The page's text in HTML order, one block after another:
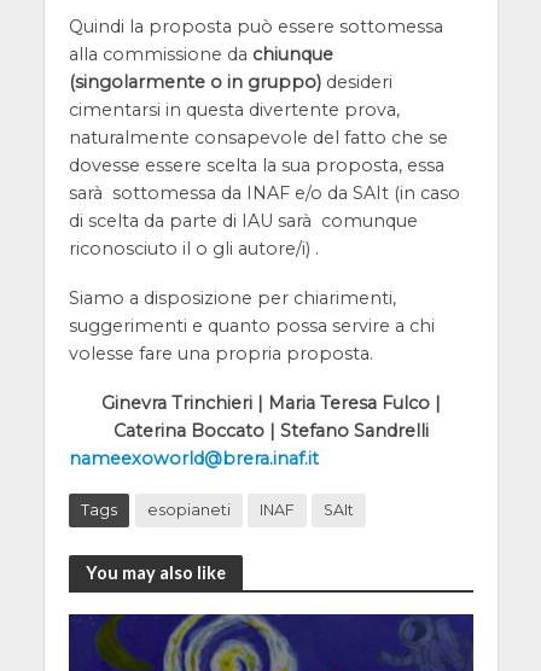
Quindi la proposta può essere sottomessa
alla commissione da chiunque
(singolarmente o in gruppo)desideri
cimentarsi in questa divertente prova,
naturalmente consapevole del fatto che se
dovesse essere scelta la sua proposta, essa
sarà sottomessa da INAF e/o da SAIt (in caso
di scelta da parte di IAU sarà comunque
riconosciuto il o gli autore/i) .
Siamo a disposizione per chiarimenti,
suggerimenti e quanto possa servire a chi
volesse fare una propria proposta.
Ginevra Trinchieri | Maria Teresa Fulco |
Caterina Boccato | Stefano Sandrelli
nameexoworld@brera.inaf.it
Tags esopianeti INAF SAIt
You may also like